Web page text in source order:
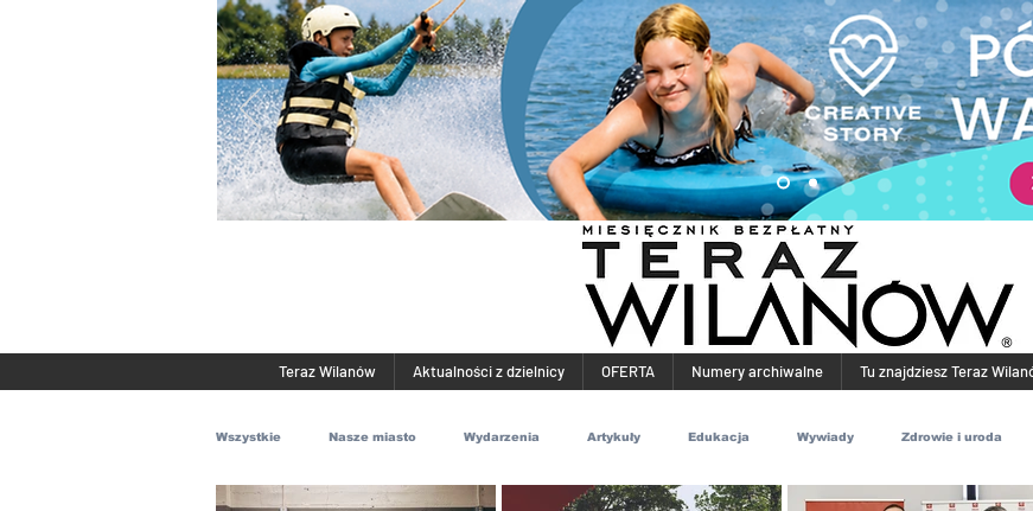
Teraz Wilanów Aktualności z dzielnicy OFERTA Numery archiwalne Tu znajdziesz Teraz
Wszystkie Nasze miasto Wydarzenia Artykuły Edukacja Wywiady Zdrowie i uroda